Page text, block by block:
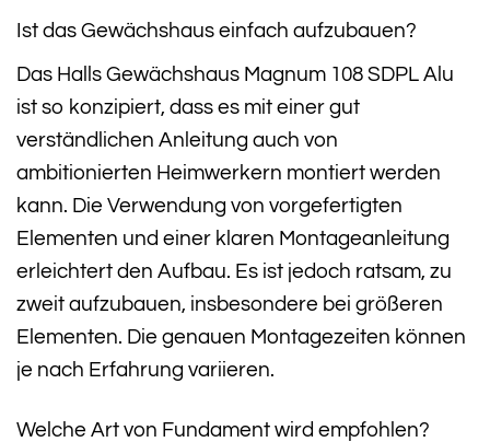
Ist das Gewächshaus einfach aufzubauen?
Das Halls Gewächshaus Magnum 108 SDPL Alu
ist so konzipiert, dass es mit einer gut
verständlichen Anleitung auch von
ambitionierten Heimwerkern montiert werden
kann. Die Verwendung von vorgefertigten
Elementen und einer klaren Montageanleitung
erleichtert den Aufbau. Es ist jedoch ratsam, zu
zweit aufzubauen, insbesondere bei größeren
Elementen. Die genauen Montagezeiten können
je nach Erfahrung variieren.
Welche Art von Fundament wird empfohlen?